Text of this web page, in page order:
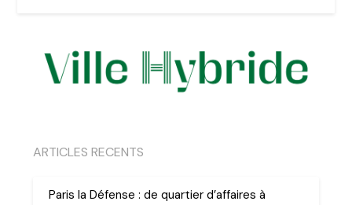
ARTICLES RECENTS
Paris la Défense : de quartier d’affaires à